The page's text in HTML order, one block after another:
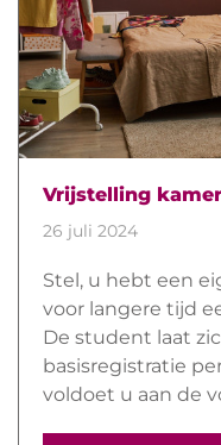
Vrijstelling
26 juli 2024
Stel, u hebt een
voor langere tijd
De student laat
basisregistratie
voldoet u aan de